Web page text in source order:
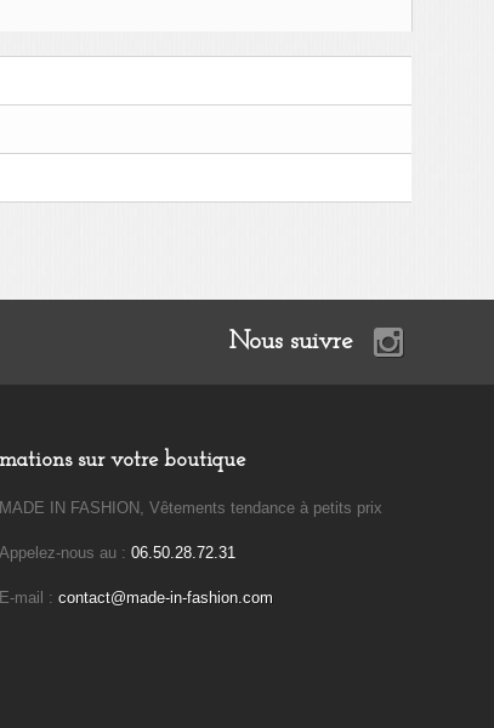
Nous suivre
sur votre boutique
MADE IN FASHION, Vêtements tendance à petits prix
Appelez-nous au : 06.50.28.72.31
E-mail : contact@made-in-fashion.com